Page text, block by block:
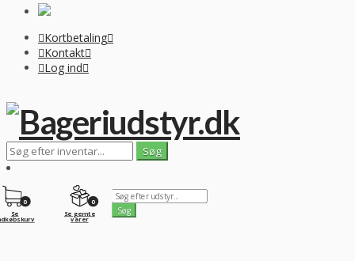
Kortbetaling
Kontakt
Log ind
0
Se gemte
varer
0
Se